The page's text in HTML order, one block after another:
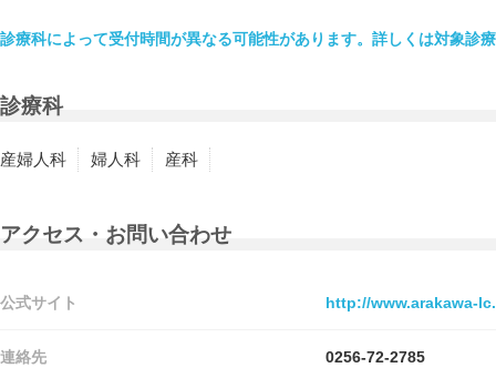
診療科によって受付時間が異なる可能性があります。詳しくは対象診
診療科
産婦人科 婦人科 産科
アクセス・お問い合わせ
公式サイト http://www.arakawa-
連絡先 0256-72-2785